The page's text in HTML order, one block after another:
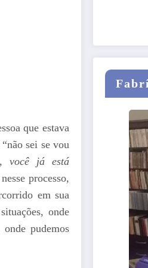
que estava
sei se vou
você já está
processo,
em sua
onde
pudemos